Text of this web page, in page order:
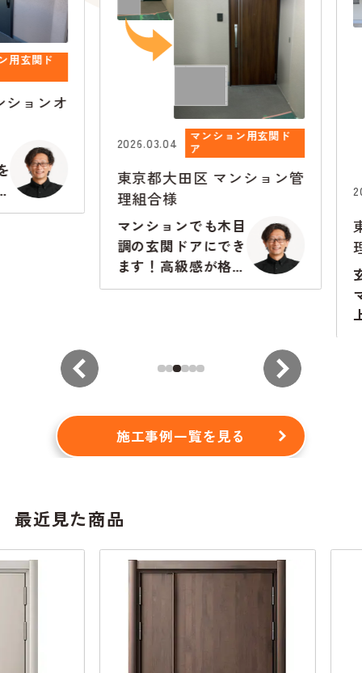
ド
ンオ
2026.03.04
マンション用玄関ド
ア
東京都大田区 マンション管
理組合様
マンションでも木目
調の玄関ドアにでき
ます！高級感が格段
に違います
東
理
玄
マ
上
か
施工事例一覧を見る
最近見た商品